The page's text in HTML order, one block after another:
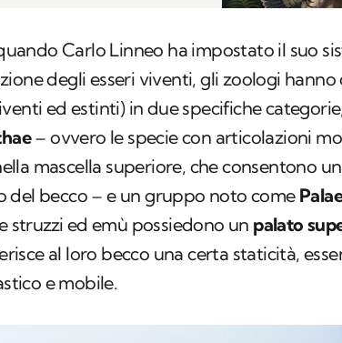
Carlo Linneo ha impostato il suo
degli esseri viventi, gli zoologi
ed estinti) in due specifiche
– ovvero le specie con articolazioni
mascella superiore, che consentono
del becco – e un gruppo noto come
struzzi ed emù possiedono un palato
al loro becco una certa staticità,
e mobile.